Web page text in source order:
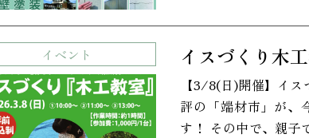
イベント イスづくり木
【3/8(日)開催】イ
評の「端材市」が、
す！ その中で、親子